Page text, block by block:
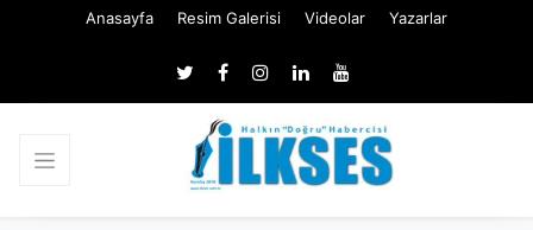
Anasayfa Resim Galerisi Videolar Yazarlar